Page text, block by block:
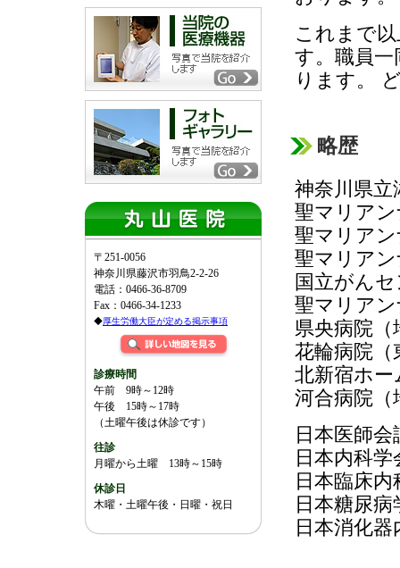
〒251-0056
神奈川県藤沢市羽鳥2-2-26
電話：0466-36-8709
Fax：0466-34-1233
◆厚生労働大臣が定める掲示事項
診療時間
午前 9時～12時
午後 15時～17時
（土曜午後は休診です）
往診
月曜から土曜 13時～15時
休診日
木曜・土曜午後・日曜・祝日
これまで
す。職員
ります。
略歴
神奈川県立
聖マリアン
聖マリア
聖マリア
国立がん
聖マリアン
県央病院（
花輪病院（
北新宿ホ
河合病院（
日本医師
日本内科学
日本臨床
日本糖尿
日本消化